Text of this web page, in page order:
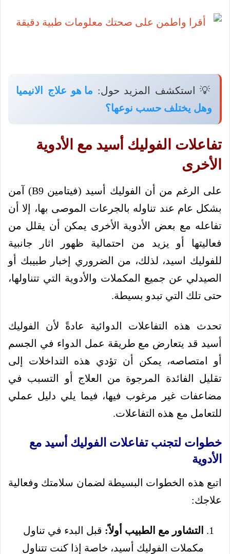
💡 استكشف المزيد حول: ما هو علاج الانيميا
وهل يختلف حسب نوعها؟
تفاعلات الفوليك أسيد مع الأدوية
الأخرى
على الرغم من أن الفوليك أسيد (فيتامين B9) آمن
بشكل عام عند تناوله بالجرعات الموصى بها، إلا أن
تفاعله مع بعض الأدوية الأخرى يمكن أن يقلل من
فعاليتها أو يزيد من احتمالية ظهور اثار جانبية
للفوليك اسيد، لذلك، من الضروري إخبار طبيبك أو
الصيدلي عن جميع المكملات والأدوية التي تتناولها،
حتى تلك التي تبدو بسيطة.
تحدث هذه التفاعلات الدوائية عادةً لأن الفوليك
أسيد قد يتعارض مع طريقة عمل الدواء في الجسم
أو امتصاصه، يمكن أن تؤدي هذه التداخلات إلى
تقليل الفائدة المرجوة من العلاج أو التسبب في
مضاعفات غير مرغوب فيها، فيما يلي دليل عملي
للتعامل مع هذه التفاعلات.
خطوات لتجنب تفاعلات الفوليك أسيد مع
الأدوية
اتبع هذه الخطوات البسيطة لضمان سلامتك وفعالية
علاجك:
التشاور مع الطبيب أولاً: قبل البدء في تناول
مكملات الفوليك أسيد، خاصة إذا كنت تتناول